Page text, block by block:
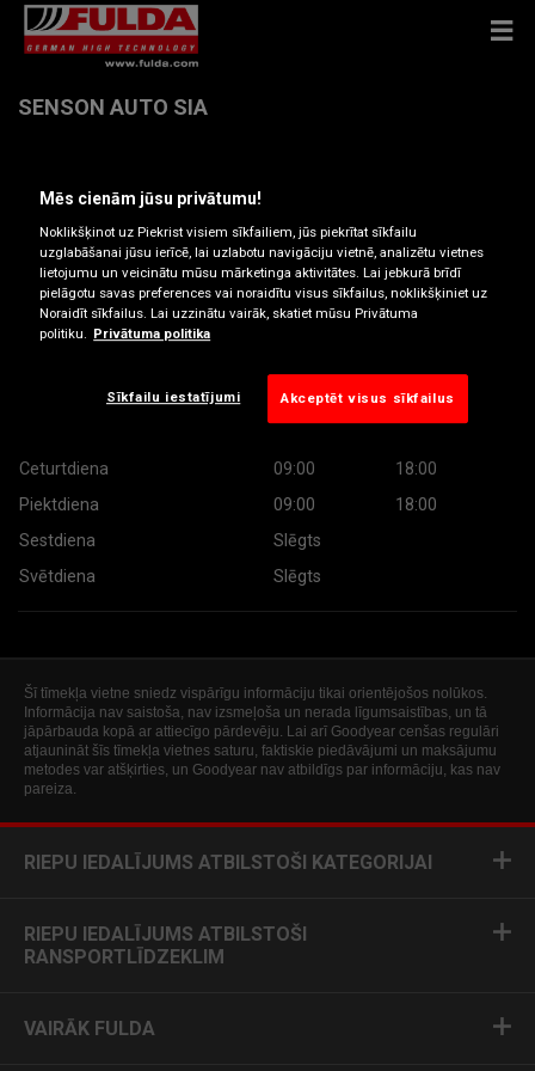
SENSON AUTO SIA
Starta Iela 5F , 1026 RĪGA
Saņemt norādes
Darba laiki
09:00
18:00
Ceturtdiena
09:00
18:00
Piektdiena
09:00
18:00
Sestdiena
Slēgts
Svētdiena
Slēgts
Šī tīmekļa vietne sniedz vispārīgu informāciju tikai orientējošos nolūkos.
Informācija nav saistoša, nav izsmeļoša un nerada līgumsaistības, un tā
jāpārbauda kopā ar attiecīgo pārdevēju. Lai arī Goodyear cenšas regulāri
atjaunināt šīs tīmekļa vietnes saturu, faktiskie piedāvājumi un maksājumu
metodes var atšķirties, un Goodyear nav atbildīgs par informāciju, kas nav
pareiza.
RIEPU IEDALĪJUMS ATBILSTOŠI KATEGORIJAI
RIEPU IEDALĪJUMS ATBILSTOŠI
RANSPORTLĪDZEKLIM
VAIRĀK FULDA
Mēs cienām jūsu privātumu!
Noklikšķinot uz Piekrist visiem sīkfailiem, jūs piekrītat sīkfailu
uzglabāšanai jūsu ierīcē, lai uzlabotu navigāciju vietnē, analizētu vietnes
lietojumu un veicinātu mūsu mārketinga aktivitātes. Lai jebkurā brīdī
pielāgotu savas preferences vai noraidītu visus sīkfailus, noklikšķiniet uz
Noraidīt sīkfailus. Lai uzzinātu vairāk, skatiet mūsu Privātuma
politiku. Privātuma politika
Sīkfailu iestatījumi Akceptēt visus sīkfailus